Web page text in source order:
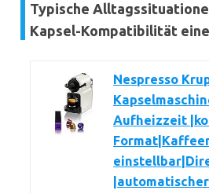
Typische
Kapsel-Kompatibilität
Nespresso
Aufheizzeit
|automatischer